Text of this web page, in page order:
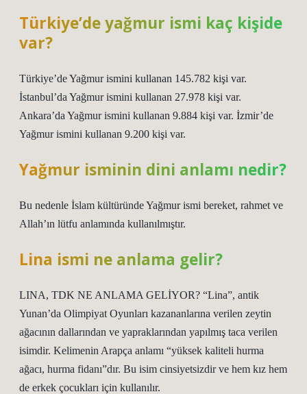
Türkiye’de yağmur ismi kaç kişide
var?
Türkiye’de Yağmur ismini kullanan 145.782 kişi var.
İstanbul’da Yağmur ismini kullanan 27.978 kişi var.
Ankara’da Yağmur ismini kullanan 9.884 kişi var. İzmir’de
Yağmur ismini kullanan 9.200 kişi var.
Yağmur isminin dini anlamı nedir?
Bu nedenle İslam kültüründe Yağmur ismi bereket, rahmet ve
Allah’ın lütfu anlamında kullanılmıştır.
Lina ismi ne anlama gelir?
LINA, TDK NE ANLAMA GELİYOR? “Lina”, antik
Yunan’da Olimpiyat Oyunları kazananlarına verilen zeytin
ağacının dallarından ve yapraklarından yapılmış taca verilen
isimdir. Kelimenin Arapça anlamı “yüksek kaliteli hurma
ağacı, hurma fidanı”dır. Bu isim cinsiyetsizdir ve hem kız hem
de erkek çocukları için kullanılır.